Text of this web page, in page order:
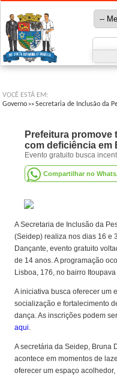
VOCÊ ESTÁ EM:
Governo >>Secretaria de Inclusão da
Prefeitura promove
com deficiência em
Evento gratuito busca
Compartilhar no
A Secretaria de Inclusão da
(Seidep) realiza nos dias 16 e
Dançante, evento gratuito
de 14 anos. A programação
Lisboa, 176, no bairro
A iniciativa busca oferecer um
socialização e fortalecimento
dança. As inscrições podem
aqui.
A secretária da Seidep, Bruna
acontece em momentos de
oferecer um espaço